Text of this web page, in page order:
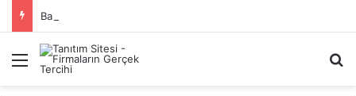
Başiskele Acil Çilingir Hizmeti İçin Doğru Adres Neresi?
Menü